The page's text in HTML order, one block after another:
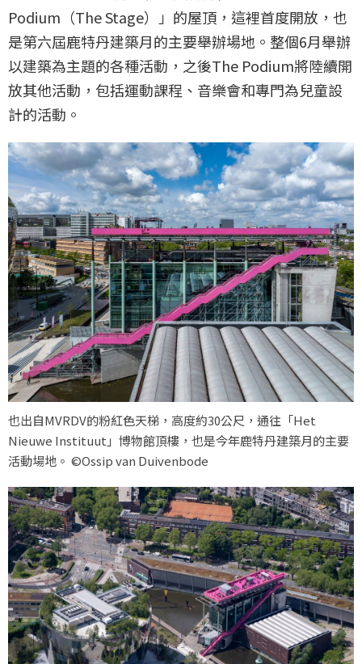
Podium（The Stage）」的屋頂，這裡首度開放，也
是第六屆鹿特丹建築月的主要舉辦場地。整個6月舉辦
以建築為主題的各種活動，之後The Podium將陸續開
放其他活動，包括運動課程、音樂會和專門為兒童設
計的活動。
也出自MVRDV的粉紅色天梯，高度約30公尺，通往「Het
Nieuwe Instituut」博物館頂樓，也是今年鹿特丹建築月的主要
活動場地。 ©Ossip van Duivenbode